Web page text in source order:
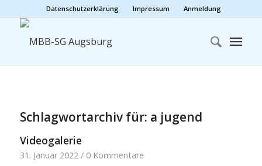
Datenschutzerklärung Impressum Anmeldung
Schlagwortarchiv für: a jugend
Videogalerie
31. Januar 2022 / 0 Kommentare